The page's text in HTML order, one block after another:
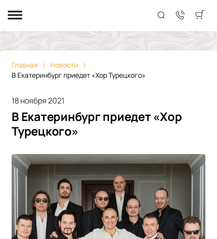
Главная
Новости
В Екатеринбург приедет «Хор Турецкого»
18 ноября 2021
В Екатеринбург приедет «Хор
Турецкого»